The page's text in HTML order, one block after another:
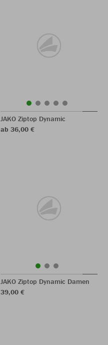
JAKO Ziptop Dynamic
ab 36,00 €
JAKO Ziptop Dynamic Damen
39,00 €